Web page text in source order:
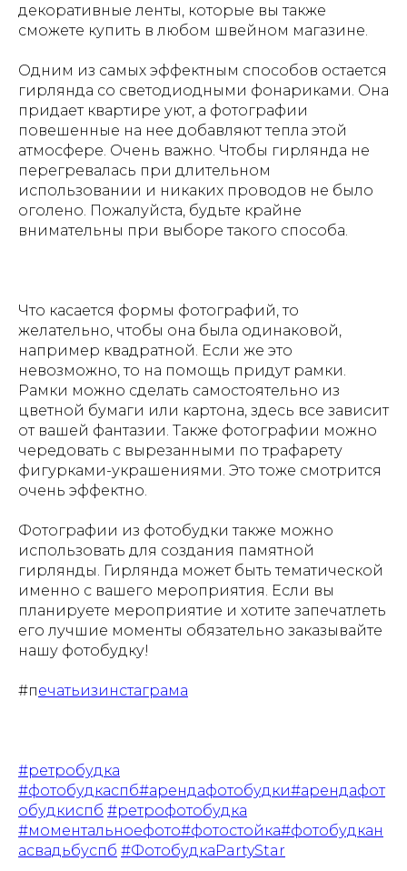
декоративные ленты, которые вы также
сможете купить в любом швейном магазине.
Одним из самых эффектным способов остается
гирлянда со светодиодными фонариками. Она
придает квартире уют, а фотографии
повешенные на нее добавляют тепла этой
атмосфере. Очень важно. Чтобы гирлянда не
перегревалась при длительном
использовании и никаких проводов не было
оголено. Пожалуйста, будьте крайне
внимательны при выборе такого способа.
Что касается формы фотографий, то
желательно, чтобы она была одинаковой,
например квадратной. Если же это
невозможно, то на помощь придут рамки.
Рамки можно сделать самостоятельно из
цветной бумаги или картона, здесь все зависит
от вашей фантазии. Также фотографии можно
чередовать с вырезанными по трафарету
фигурками-украшениями. Это тоже смотрится
очень эффектно.
Фотографии из фотобудки также можно
использовать для создания памятной
гирлянды. Гирлянда может быть тематической
именно с вашего мероприятия. Если вы
планируете мероприятие и хотите запечатлеть
его лучшие моменты обязательно заказывайте
нашу фотобудку!
#печатьизинстаграма
#ретробудка
#фотобудкаспб#арендафотобудки#арендафот
обудкиспб #ретрофотобудка
#моментальноефото#фотостойка#фотобудкан
асвадьбуспб #ФотобудкаPartyStar